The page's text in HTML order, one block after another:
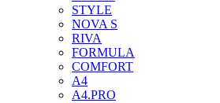
STYLE
NOVA S
RIVA
FORMULA
COMFORT
A4
A4.PRO